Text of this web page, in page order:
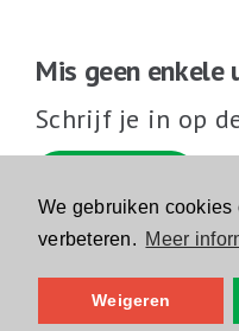
We gebruiken cookies
verbeteren. Meer
Weigeren
Mis geen enkele
Schrijf je in op
Volg ons op